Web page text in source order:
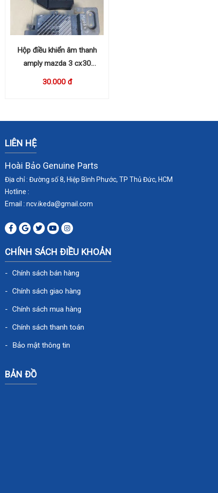
Hộp điều khiển âm thanh
amply mazda 3 cx30
BDGF66A20
30.000 đ
LIÊN HỆ
Hoài Bảo Genuine Parts
Địa chỉ : Đường số 8, Hiệp Bình Phước, TP Thủ Đức, HCM
Hotline :
Email : ncv.ikeda@gmail.com
CHÍNH SÁCH ĐIỀU KHOẢN
Chính sách bán hàng
Chính sách giao hàng
Chính sách mua hàng
Chính sách thanh toán
Bảo mật thông tin
BẢN ĐỒ